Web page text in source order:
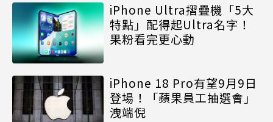
iPhone Ultra摺疊機「5大
特點」配得起Ultra名字！
果粉看完更心動
iPhone 18 Pro有望9月9日
登場！「蘋果員工抽選會」
洩端倪